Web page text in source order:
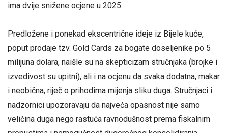
ima dvije snižene ocjene u 2025.
Predložene i ponekad ekscentrične ideje iz Bijele kuće,
poput prodaje tzv. Gold Cards za bogate doseljenike po 5
milijuna dolara, naišle su na skepticizam stručnjaka (brojke i
izvedivost su upitni), ali i na ocjenu da svaka dodatna, makar
i neobična, riječ o prihodima mijenja sliku duga. Stručnjaci i
nadzornici upozoravaju da najveća opasnost nije samo
veličina duga nego rastuća ravnodušnost prema fiskalnim